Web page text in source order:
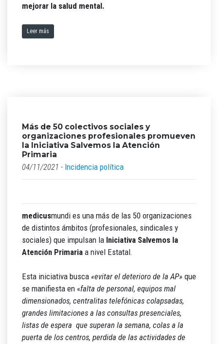
mejorar la salud mental.
Leer más
Más de 50 colectivos sociales y
organizaciones profesionales promueven
la Iniciativa Salvemos la Atención
Primaria
04/11/2021 - Incidencia política
medicusmundi es una más de las 50 organizaciones
de distintos ámbitos (profesionales, sindicales y
sociales) que impulsan la Iniciativa Salvemos la
Atención Primaria a nivel Estatal.
Esta iniciativa busca «evitar el deterioro de la AP» que
se manifiesta en «falta de personal, equipos mal
dimensionados, centralitas telefónicas colapsadas,
grandes limitaciones a las consultas presenciales,
listas de espera que superan la semana, colas a la
puerta de los centros, perdida de las actividades de